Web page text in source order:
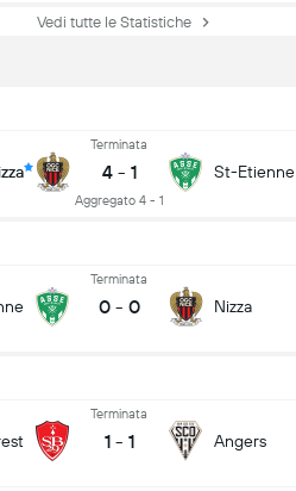
Vedi tutte le Statistiche
Terminata
4 - 1
Aggregato 4 - 1
St-Etienne
Terminata
0 - 0 Nizza
Terminata
1 - 1 Angers